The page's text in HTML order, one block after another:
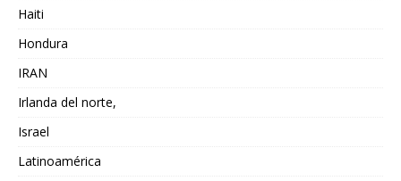
Haiti
Hondura
IRAN
Irlanda del norte,
Israel
Latinoamérica